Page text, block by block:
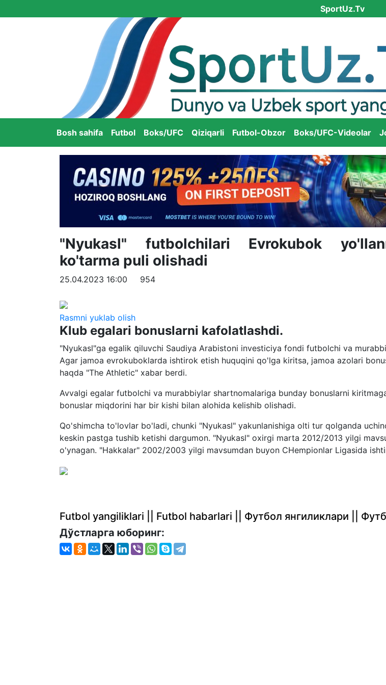
SportUz.Tv
Bosh sahifa Futbol Boks/UFC Qiziqarli Futbol-Obzor Boks/UFC-Videolar
"Nyukasl" futbolchilari Evrokubok
ko'tarma puli olishadi
25.04.2023 16:00 954
Rasmni yuklab olish
Klub egalari bonuslarni kafolatlashdi.
"Nyukasl"ga egalik qiluvchi Saudiya Arabistoni investiciya fondi futbolchi va
Agar jamoa evrokuboklarda ishtirok etish huquqini qo'lga kiritsa, jamoa azolari
haqda "The Athletic" xabar berdi.
Avvalgi egalar futbolchi va murabbiylar shartnomalariga bunday bonuslarni
bonuslar miqdorini har bir kishi bilan alohida kelishib olishadi.
Qo'shimcha to'lovlar bo'ladi, chunki "Nyukasl" yakunlanishiga olti tur qolganda
keskin pastga tushib ketishi dargumon. "Nyukasl" oxirgi marta 2012/2013 yilgi
o'ynagan. "Hakkalar" 2002/2003 yilgi mavsumdan buyon CHempionlar Ligasida
Futbol yangiliklari || Futbol habarlari || Футбол янгиликлари ||
Дўстларга юборинг: